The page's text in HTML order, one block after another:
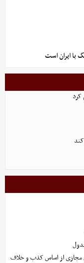
با ایران است
کرد
مجازی از اساس کذب و خلاف